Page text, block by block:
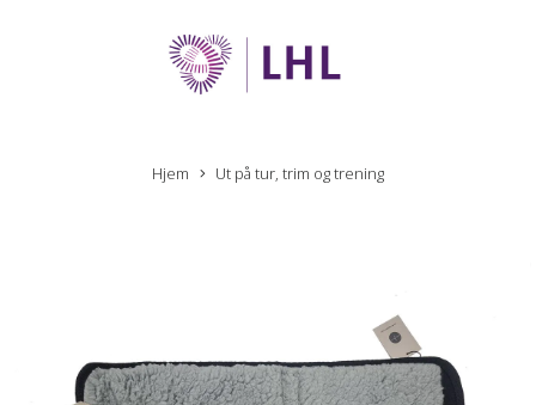
Hjem Ut på tur, trim og trening